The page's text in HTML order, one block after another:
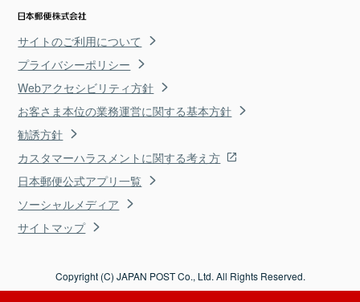
サイトのご利用について
プライバシーポリシー
Webアクセシビリティ方針
お客さま本位の業務運営に関する基本方針
勧誘方針
カスタマーハラスメントに関する考え方
日本郵便公式アプリ一覧
ソーシャルメディア
サイトマップ
Copyright (C) JAPAN POST Co., Ltd. All Rights Reserved.